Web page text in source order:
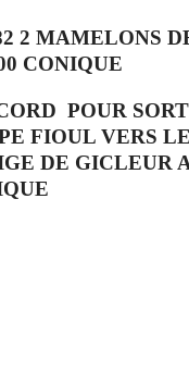
2 MAMELONS
CONIQUE
POUR
FIOUL VERS
DE GICLEUR